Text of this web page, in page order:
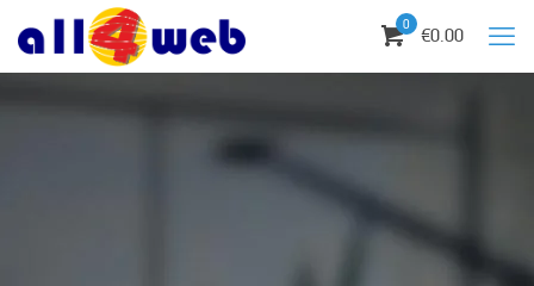
0 €0.00